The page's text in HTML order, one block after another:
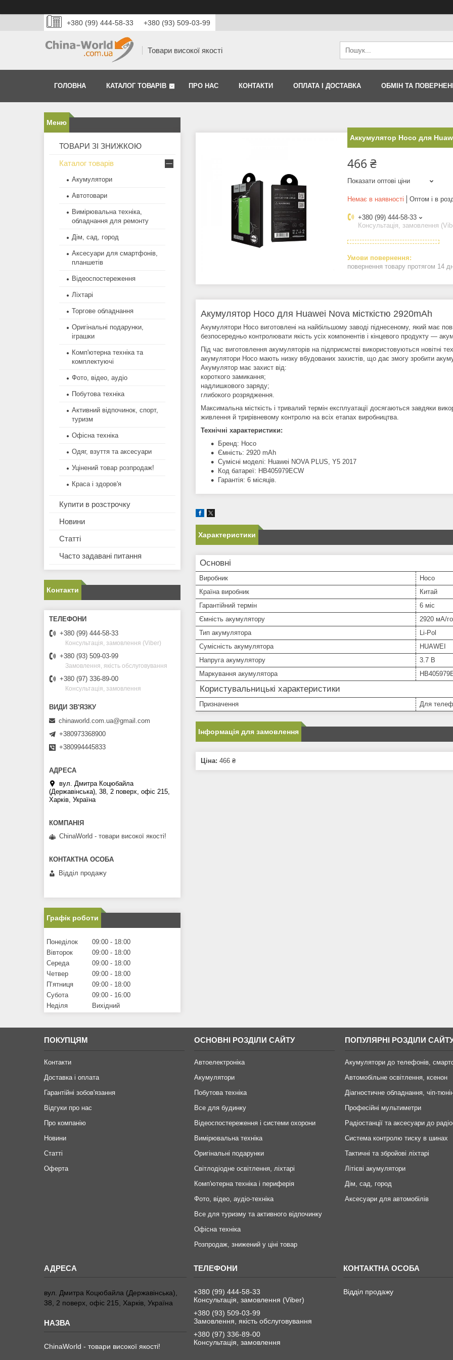
+380 (99) 444-58-33 +380 (93) 509-03-99
Товари високої якості
ГОЛОВНА КАТАЛОГ ТОВАРІВ ПРО НАС КОНТАКТИ ОПЛАТА І ДОСТАВКА ОБМІН ТА
Аккумулятор Hoco для
466 ₴
Показати оптові ціни
Немає в наявності Оптом і в
+380 (99) 444-58-33
Консультація, замовлення
повернення товару протягом 14
Акумулятор Hoco для Huawei Nova місткістю 2920mAh
Акумулятори Hoco виготовлені на найбільшому заводі піднесеному, який має
безпосередньо контролювати якість усіх компонентів і кінцевого продукту —
Під час виготовлення акумуляторів на підприємстві використовуються новітні
акумулятори Hoco мають низку вбудованих захистів, що дає змогу зробити
Акумулятор має захист від:
короткого замикання;
надлишкового заряду;
глибокого розрядження.
Максимальна місткість і тривалий термін експлуатації досягаються завдяки
живлення й трирівневому контролю на всіх етапах виробництва.
Технічні характеристики:
Бренд: Hoco
Ємність: 2920 mAh
Сумісні моделі: Huawei NOVA PLUS, Y5 2017
Код батареї: HB405979ECW
Гарантія: 6 місяців.
Характеристики
Основні
Виробник
Hoco
Країна виробник
Китай
Гарантійний термін
6 міс
Ємність акумулятору
2920 мА/
Тип акумулятора
Li-Pol
Сумісність акумулятора
HUAWEI
Напруга акумулятору
3.7 В
Маркування акумулятора
Користувальницькі характеристики
Призначення Для
Інформація для замовлення
Ціна: 466 ₴
ТОВАРИ ЗІ ЗНИЖКОЮ
Каталог товарів
Акумулятори
Автотовари
Вимірювальна техніка,
обладнання для ремонту
Дім, сад, город
Аксесуари для смартфонів,
планшетів
Відеоспостереження
Ліхтарі
Торгове обладнання
Оригінальні подарунки,
іграшки
Комп'ютерна техніка та
комплектуючі
Фото, відео, аудіо
Побутова техніка
Активний відпочинок, спорт,
туризм
Офісна техніка
Одяг, взуття та аксесуари
Уцінений товар розпродаж!
Краса і здоров'я
Купити в розстрочку
Новини
Статті
Часто задавані питання
Контакти
+380 (99) 444-58-33
Консультація, замовлення (Viber)
+380 (93) 509-03-99
Замовлення, якість обслуговування
+380 (97) 336-89-00
Консультація, замовлення
chinaworld.com.ua@gmail.com
+380973368900
+380994445833
вул. Дмитра Коцюбайла
(Державінська), 38, 2 поверх, офіс 215,
Харків, Україна
ChinaWorld - товари високої якості!
Відділ продажу
Графік роботи
Понеділок 09:00
18:00
Вівторок
09:00
18:00
Середа
09:00
18:00
Четвер
09:00
18:00
Пʼятниця
09:00
18:00
Субота
09:00
16:00
Неділя
Вихідний
ПОКУПЦЯМ
Контакти
Доставка і оплата
Гарантійні зобов'язання
Відгуки про нас
Про компанію
Новини
Статті
Оферта
ОСНОВНІ РОЗДІЛИ САЙТУ
Автоелектроніка
Акумулятори
Побутова техніка
Все для будинку
Відеоспостереження і системи охорони
Вимірювальна техніка
Оригінальні подарунки
Світлодіодне освітлення, ліхтарі
Комп'ютерна техніка і периферія
Фото, відео, аудіо-техніка
Все для туризму та активного відпочинку
Офісна техніка
Розпродаж, знижений у ціні товар
ПОПУЛЯРНІ РОЗДІЛИ
Акумулятори до телефонів,
Автомобільне освітлення, ксенон
Діагностичне обладнання, чіп-
Професійні мультиметри
Радіостанції та аксесуари до
Система контролю тиску в шинах
Тактичні та збройові ліхтарі
Літієві акумулятори
Дім, сад, город
Аксесуари для автомобілів
вул. Дмитра Коцюбайла (Державінська),
38, 2 поверх, офіс 215, Харків, Україна
ChinaWorld - товари високої якості!
+380 (99) 444-58-33
Консультація, замовлення (Viber)
+380 (93) 509-03-99
Замовлення, якість обслуговування
+380 (97) 336-89-00
Консультація, замовлення
Відділ продажу